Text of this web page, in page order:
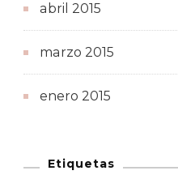
abril 2015
marzo 2015
enero 2015
Etiquetas